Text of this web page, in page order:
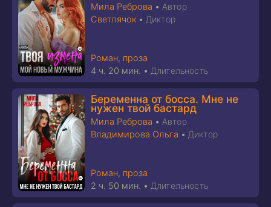
Мила Реброва • Автор
Светлячок • Диктор
Роман, проза
4 ч. 20 мин. • Длительность
Беременна от босса. Мне не
нужен твой бастард
Мила Реброва • Автор
Владимирова Ольга • Диктор
Роман, проза
2 ч. 50 мин. • Длительность